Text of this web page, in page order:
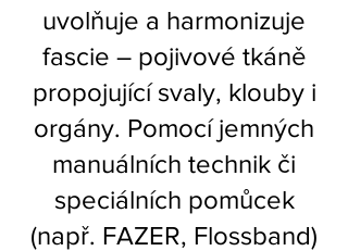
uvolňuje a harmonizuje
fascie – pojivové tkáně
propojující svaly, klouby i
orgány. Pomocí jemných
manuálních technik či
speciálních pomůcek
(např. FAZER, Flossband)